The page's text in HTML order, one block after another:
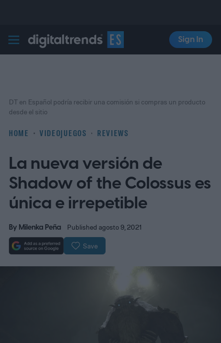
Digital Trends Español
Sign In
HOME VIDEOJUEGOS REVIEWS
DT en Español podría recibir una comisión si compras un producto
desde el sitio
La nueva versión de
Shadow of the Colossus es
única e irrepetible
By Milenka Peña Published agosto 9, 2021
Save